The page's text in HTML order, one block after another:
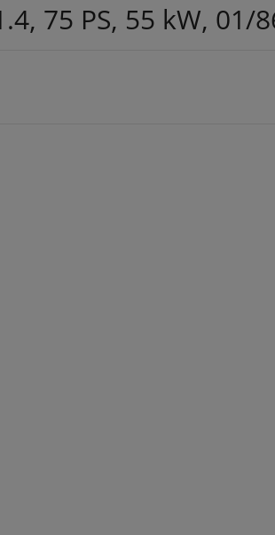
75 PS, 55 kW, 01/